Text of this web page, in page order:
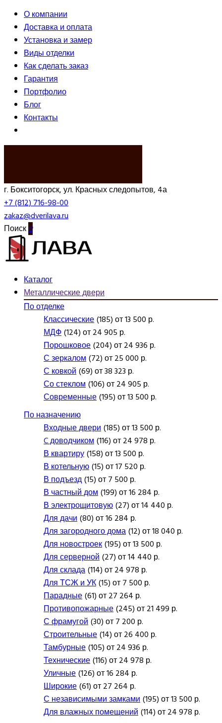
О компании
Доставка и оплата
Установка и замер
Виды отделки
Как сделать заказ
Гарантия
Портфолио
Блог
Контакты
г. Бокситогорск, ул. Красных следопытов, 4а
+7 (812) 716-98-00
zakaz@dverilava.ru
Поиск0
Каталог
Металлические двери
По отделке
Классические(185) от 13 500 р.
МДФ(124) от 24 905 р.
Порошковое(204) от 24 936 р.
С зеркалом(72) от 25 000 р.
С ковкой(69) от 38 323 р.
Со стеклом(106) от 24 905 р.
Современные(195) от 13 500 р.
По назначению
Входные двери(185) от 13 500 р.
C доводчиком(116) от 24 978 р.
В квартиру(158) от 13 500 р.
В котельную(15) от 17 520 р.
В подъезд(15) от 7 500 р.
В частный дом(199) от 16 284 р.
В электрощитовую(27) от 14 440 р.
Для дачи(80) от 16 284 р.
Для загородного дома(12) от 18 040 р.
Для новостроек(195) от 13 500 р.
Для серверной(27) от 14 440 р.
Для склада(114) от 24 978 р.
Для ТСЖ и УК(15) от 7 500 р.
Парадные(61) от 27 264 р.
Противопожарные(245) от 21 499 р.
С фрамугой(30) от 7 200 р.
Строительные(14) от 26 400 р.
Тамбурные(105) от 24 936 р.
Технические(116) от 24 978 р.
Уличные(126) от 16 284 р.
Широкие(61) от 27 264 р.
С независимыми замками(195) от 13 500 р.
Для влажных помещений(114) от 24 978 р.